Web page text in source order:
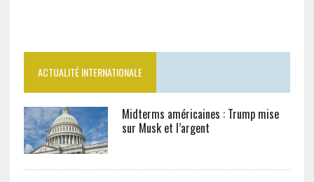
ACTUALITÉ INTERNATIONALE
Midterms américaines : Trump mise
sur Musk et l’argent